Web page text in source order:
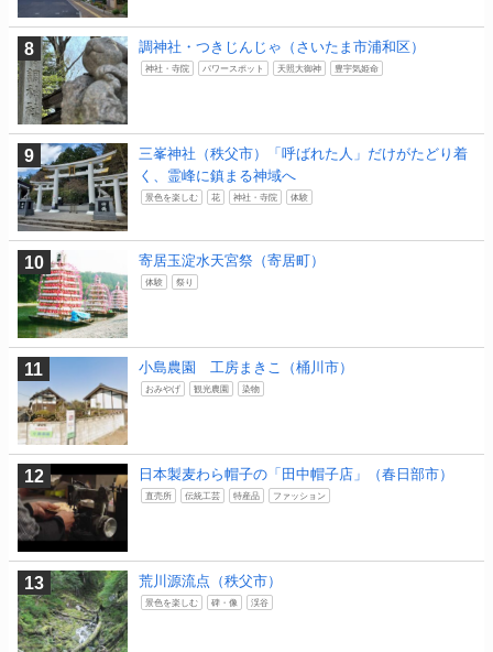
調神社・つきじんじゃ（さいたま市浦和区）
神社・寺院 パワースポット 天照大御神 豊宇気姫命
三峯神社（秩父市）「呼ばれた人」だけがたどり着
く、霊峰に鎮まる神域へ
景色を楽しむ 花 神社・寺院 体験
寄居玉淀水天宮祭（寄居町）
体験 祭り
小島農園 工房まきこ（桶川市）
おみやげ 観光農園 染物
日本製麦わら帽子の「田中帽子店」（春日部市）
直売所 伝統工芸 特産品 ファッション
荒川源流点（秩父市）
景色を楽しむ 碑・像 渓谷